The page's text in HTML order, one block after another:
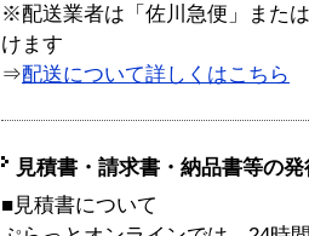
※配送業者は「佐川急便」また
けます
⇒配送について詳しくはこちら
見積書・請求書・納品書等の
■見積書について